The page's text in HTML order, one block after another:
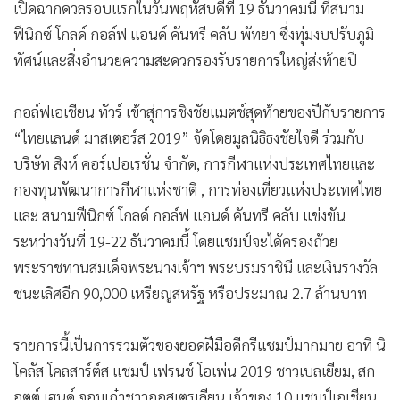
• เกม
• วิทยาศาสตร์
• SMEs
หุ้น
อินโดจีน
กองทุนรวม
Celeb Online
• Factcheck
• ญี่ปุ่น
• News1
• Gotomanager
เปิดฉากดวลรอบแรกในวันพฤหัสบดีที่ 19 ธันวาคมนี้ ที่สนาม
ฟีนิกซ์ โกลด์ กอล์ฟ แอนด์ คันทรี คลับ พัทยา ซึ่งทุ่มงบปรับภูมิ
ทัศน์และสิ่งอำนวยความสะดวกรองรับรายการใหญ่ส่งท้ายปี
กอล์ฟเอเชียน ทัวร์ เข้าสู่การชิงชัยแมตช์สุดท้ายของปีกับรายการ
“ไทยแลนด์ มาสเตอร์ส 2019” จัดโดยมูลนิธิธงชัยใจดี ร่วมกับ
บริษัท สิงห์ คอร์เปอเรชั่น จำกัด, การกีฬาแห่งประเทศไทยและ
กองทุนพัฒนาการกีฬาแห่งชาติ , การท่องเที่ยวแห่งประเทศไทย
และ สนามฟีนิกซ์ โกลด์ กอล์ฟ แอนด์ คันทรี คลับ แข่งขัน
ระหว่างวันที่ 19-22 ธันวาคมนี้ โดยแชมป์จะได้ครองถ้วย
พระราชทานสมเด็จพระนางเจ้าฯ พระบรมราชินี และเงินรางวัล
ชนะเลิศอีก 90,000 เหรียญสหรัฐ หรือประมาณ 2.7 ล้านบาท
รายการนี้เป็นการรวมตัวของยอดฝีมือดีกรีแชมป์มากมาย อาทิ นิ
โคลัส โคลสาร์ต์ส แชมป์ เฟรนช์ โอเพ่น 2019 ชาวเบลเยียม, สก